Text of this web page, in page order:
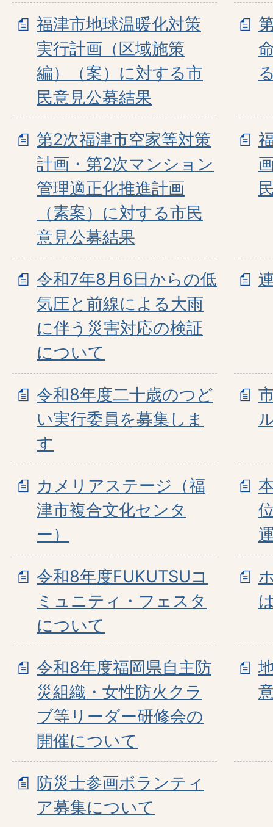
福津市地球温暖化対策
実行計画（区域施策
編）（案）に対する市
民意見公募結果
第2次福津市空家等対策
計画・第2次マンション
管理適正化推進計画
（素案）に対する市民
意見公募結果
令和7年8月6日からの低
気圧と前線による大雨
に伴う災害対応の検証
について
令和8年度二十歳のつど
い実行委員を募集しま
す
カメリアステージ（福
津市複合文化センタ
ー）
令和8年度FUKUTSUコ
ミュニティ・フェスタ
について
令和8年度福岡県自主防
災組織・女性防火クラ
ブ等リーダー研修会の
開催について
防災士参画ボランティ
ア募集について